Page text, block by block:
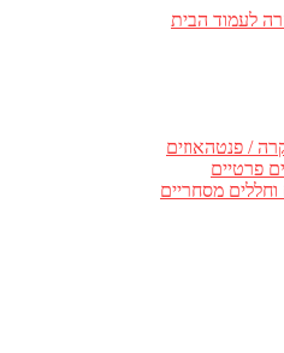
/ פנטהאוזים
פרטיים
מסחריים